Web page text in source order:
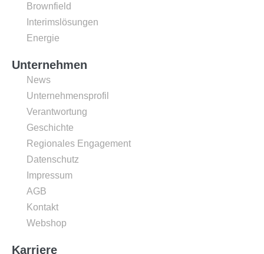
Brownfield
Interimslösungen
Energie
Unternehmen
News
Unternehmensprofil
Verantwortung
Geschichte
Regionales Engagement
Datenschutz
Impressum
AGB
Kontakt
Webshop
Karriere